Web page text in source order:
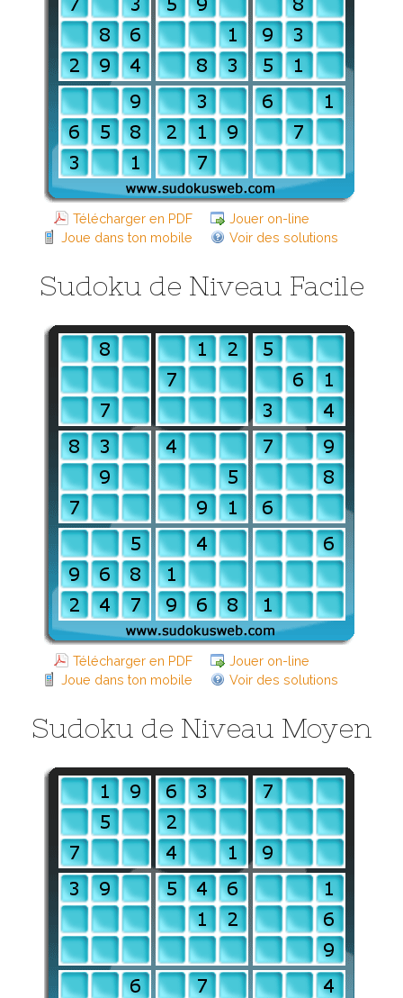
Télécharger en PDF
Jouer on-line
Joue dans ton mobile
Voir des solutions
Sudoku de Niveau Facile
Télécharger en PDF
Jouer on-line
Joue dans ton mobile
Voir des solutions
Sudoku de Niveau Moyen